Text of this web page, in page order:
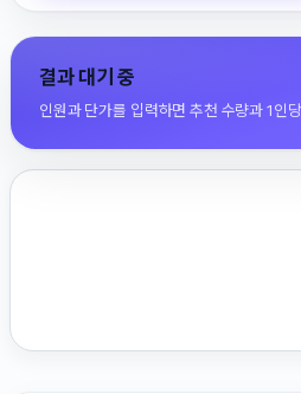
결과 대기 중
인원과 단가를 입력하면 추천 수량과 1인